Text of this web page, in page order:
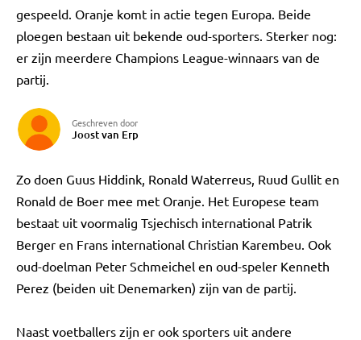
gespeeld. Oranje komt in actie tegen Europa. Beide
ploegen bestaan uit bekende oud-sporters. Sterker nog:
er zijn meerdere Champions League-winnaars van de
partij.
Geschreven door
Joost van Erp
Zo doen Guus Hiddink, Ronald Waterreus, Ruud Gullit en
Ronald de Boer mee met Oranje. Het Europese team
bestaat uit voormalig Tsjechisch international Patrik
Berger en Frans international Christian Karembeu. Ook
oud-doelman Peter Schmeichel en oud-speler Kenneth
Perez (beiden uit Denemarken) zijn van de partij.
Naast voetballers zijn er ook sporters uit andere